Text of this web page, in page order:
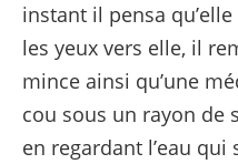
instant il pensa
les yeux vers elle, il
mince ainsi qu’une
cou sous un rayon de
en regardant l’eau qui